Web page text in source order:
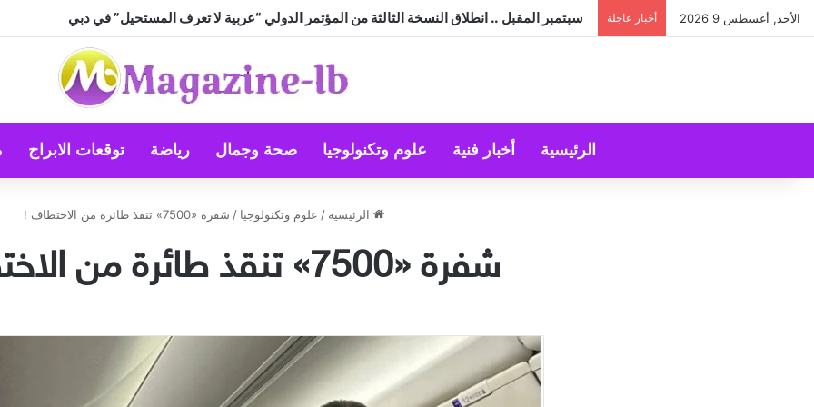
الأحد, أغسطس 9 2026 أخبار عاجلة سبتمبر المقبل .. انطلاق النسخة الثالثة من المؤتمر الدولي “عربية لا تعرف المستحيل” في دبي
الرئيسية أخبار فنية علوم وتكنولوجيا صحة وجمال رياضة توقعات الابراج
الرئيسية / علوم وتكنولوجيا / شفرة «7500» تنقذ طائرة من الاختطاف !
شفرة «7500» تنقذ طائرة من الاختطاف !